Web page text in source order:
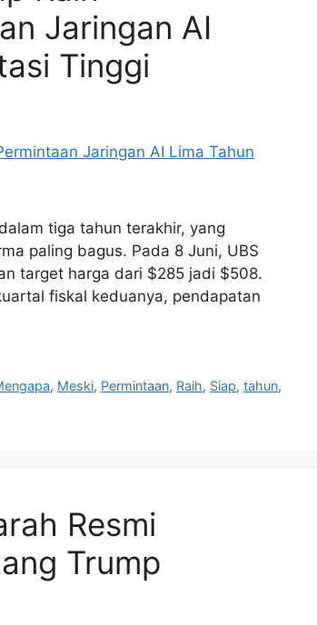
Jaringan AI
Tinggi
tiga tahun terakhir, yang
paling bagus. Pada 8 Juni, UBS
target harga dari $285 jadi $508.
fiskal keduanya, pendapatan
, Meski, Permintaan, Raih, Siap,tahun,
Resmi
Trump